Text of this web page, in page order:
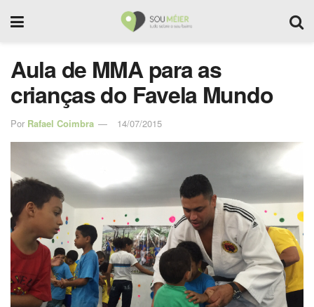
Aula de MMA para as
crianças do Favela Mundo
Por Rafael Coimbra 14/07/2015